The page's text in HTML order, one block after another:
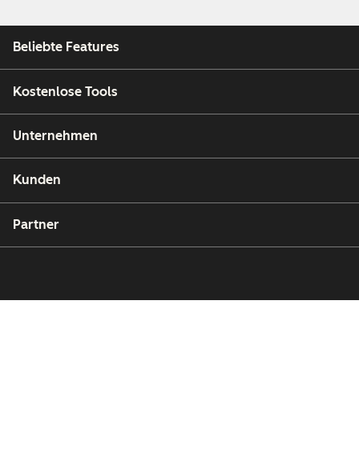
Beliebte Features
Kostenlose Tools
Unternehmen
Kunden
Partner